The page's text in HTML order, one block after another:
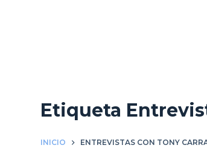
Etiqueta
INICIO ENTREVISTAS CON TONY